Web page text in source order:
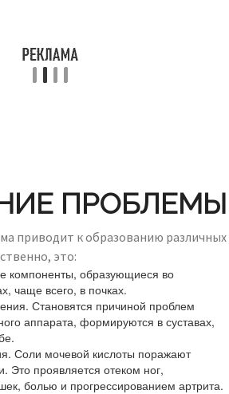
ПРОБЛЕМЫ
приводит к образованию различных
это:
компоненты, образующиеся во
чаще всего, в почках.
Становятся причиной проблем
аппарата, формируются в суставах,
Соли мочевой кислоты поражают
Это проявляется отеком ног,
болью и прогрессированием артрита.